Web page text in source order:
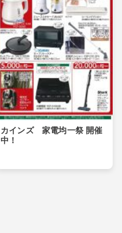
カインズ 家電均一祭 開催
中！